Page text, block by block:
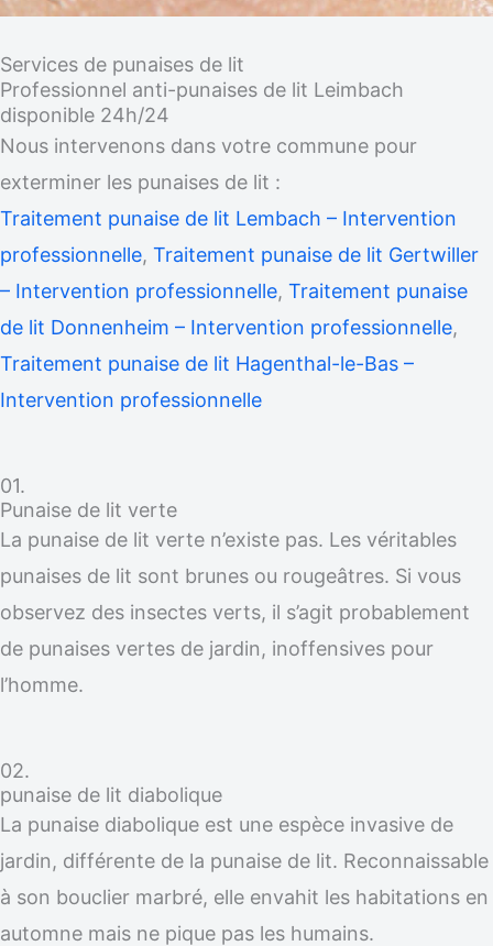
Services de punaises de lit
Professionnel anti-punaises de lit Leimbach
disponible 24h/24
Nous intervenons dans votre commune pour
exterminer les punaises de lit :
Traitement punaise de lit Lembach – Intervention
professionnelle, Traitement punaise de lit Gertwiller
– Intervention professionnelle, Traitement punaise
de lit Donnenheim – Intervention professionnelle,
Traitement punaise de lit Hagenthal-le-Bas –
Intervention professionnelle
01.
Punaise de lit verte
La punaise de lit verte n’existe pas. Les véritables
punaises de lit sont brunes ou rougeâtres. Si vous
observez des insectes verts, il s’agit probablement
de punaises vertes de jardin, inoffensives pour
l’homme.
02.
punaise de lit diabolique
La punaise diabolique est une espèce invasive de
jardin, différente de la punaise de lit. Reconnaissable
à son bouclier marbré, elle envahit les habitations en
automne mais ne pique pas les humains.